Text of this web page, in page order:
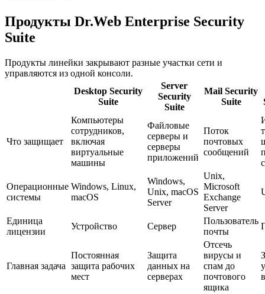
Продукты Dr.Web Enterprise Security
Suite
Продукты линейки закрывают разные участки сети и
управляются из одной консоли.
Desktop Security
Suite
Server
Security
Suite
Mail Security
Suite
Что защищает
Компьютеры
сотрудников,
включая
виртуальные
машины
Файловые
серверы и
серверы
приложений
Поток
почтовых
сообщений
Операционные
системы
Windows, Linux,
macOS
Windows,
Unix, macOS
Server
Unix,
Microsoft
Exchange
Server
Единица
лицензии
Устройство Сервер
Пользователь
почты
Главная задача
Постоянная
защита рабочих
мест
Защита
данных на
серверах
Отсечь
вирусы и
спам до
почтового
ящика